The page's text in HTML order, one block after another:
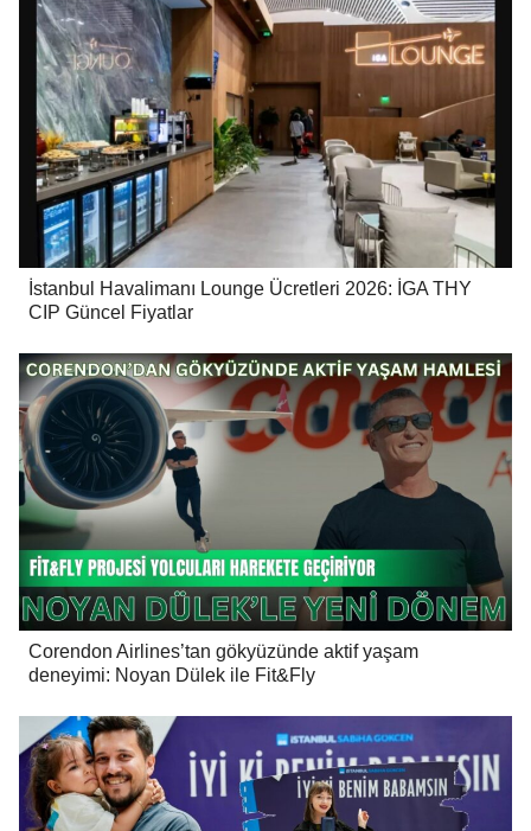
İstanbul Havalimanı Lounge Ücretleri 2026: İGA THY
CIP Güncel Fiyatlar
Corendon Airlines’tan gökyüzünde aktif yaşam
deneyimi: Noyan Dülek ile Fit&Fly